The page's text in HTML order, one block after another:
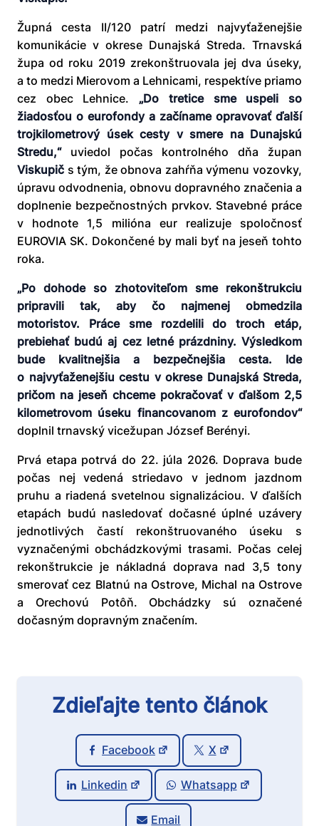
Župná cesta II/120 patrí medzi najvyťaženejšie
komunikácie v okrese Dunajská Streda. Trnavská
župa od roku 2019 zrekonštruovala jej dva úseky,
a to medzi Mierovom a Lehnicami, respektíve priamo
cez obec Lehnice. „Do tretice sme uspeli so
žiadosťou o eurofondy a začíname opravovať ďalší
trojkilometrový úsek cesty v smere na Dunajskú
Stredu,“ uviedol počas kontrolného dňa župan
Viskupič s tým, že obnova zahŕňa výmenu vozovky,
úpravu odvodnenia, obnovu dopravného značenia a
doplnenie bezpečnostných prvkov. Stavebné práce
v hodnote 1,5 milióna eur realizuje spoločnosť
EUROVIA SK. Dokončené by mali byť na jeseň tohto
roka.
„Po dohode so zhotoviteľom sme rekonštrukciu
pripravili tak, aby čo najmenej obmedzila
motoristov. Práce sme rozdelili do troch etáp,
prebiehať budú aj cez letné prázdniny. Výsledkom
bude kvalitnejšia a bezpečnejšia cesta. Ide
o najvyťaženejšiu cestu v okrese Dunajská Streda,
pričom na jeseň chceme pokračovať v ďalšom 2,5
kilometrovom úseku financovanom z eurofondov“
doplnil trnavský vicežupan József Berényi.
Prvá etapa potrvá do 22. júla 2026. Doprava bude
počas nej vedená striedavo v jednom jazdnom
pruhu a riadená svetelnou signalizáciou. V ďalších
etapách budú nasledovať dočasné úplné uzávery
jednotlivých častí rekonštruovaného úseku s
vyznačenými obchádzkovými trasami. Počas celej
rekonštrukcie je nákladná doprava nad 3,5 tony
smerovať cez Blatnú na Ostrove, Michal na Ostrove
a Orechovú Potôň. Obchádzky sú označené
dočasným dopravným značením.
Zdieľajte tento článok
Facebook X
Linkedin Whatsapp
Email